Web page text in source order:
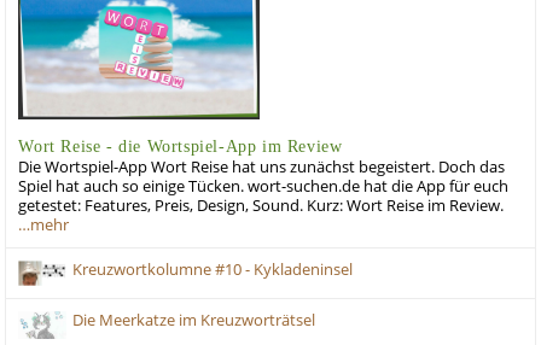
Wort Reise - die Wortspiel-App im Review
Die Wortspiel-App Wort Reise hat uns zunächst begeistert. Doch das
Spiel hat auch so einige Tücken. wort-suchen.de hat die App für euch
getestet: Features, Preis, Design, Sound. Kurz: Wort Reise im Review.
…mehr
Kreuzwortkolumne #10 - Kykladeninsel
Die Meerkatze im Kreuzworträtsel